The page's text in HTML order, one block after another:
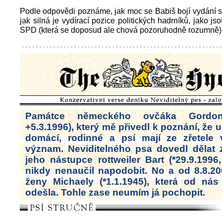
Podle odpovědi poznáme, jak moc se Babiš bojí vydání
jak silná je vydírací pozice politických hadrníků, jako
SPD (která se doposud ale chová pozoruhodně
Památce německého ovčáka
+5.3.1996), který mě přivedl k poznání, že
domácí, rodinné a psí mají ze zřetele
význam. Neviditelného psa dovedl dělat
jeho nástupce rottweiler Bart
nikdy nenaučil napodobit. No a od
ženy Michaely (*1.1.1945), která od
odešla. Tohle zase neumím já pochopit.